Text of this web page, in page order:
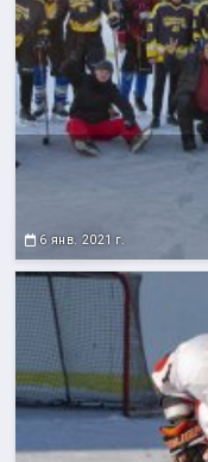
6 янв. 2021 г.